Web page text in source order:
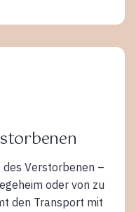
des Verstorbenen –
oder von zu
den Transport mit